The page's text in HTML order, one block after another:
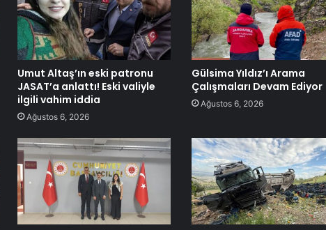
Umut Altaş’ın eski patronu
JASAT’a anlattı! Eski valiyle
ilgili vahim iddia
Ağustos 6, 2026
Gülsima Yıldız’ı Arama
Çalışmaları Devam Ediyor
Ağustos 6, 2026